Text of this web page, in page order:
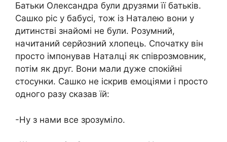
Батьки Олександра були друзями її батьків.
Сашко ріс у бабусі, тож із Наталею вони у
дитинстві знайомі не були. Розумний,
начитаний серйозний хлопець. Спочатку він
просто імпонував Наталці як співрозмовник,
потім як друг. Вони мали дуже спокійні
стосунки. Сашко не іскрив емоціями і просто
одного разу сказав їй:
-Ну з нами все зрозуміло.